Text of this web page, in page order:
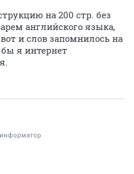
на 200 стр. без
английского языка,
и слов запомнилось на
я интернет